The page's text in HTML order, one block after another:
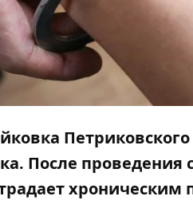
После проведения
хроническим